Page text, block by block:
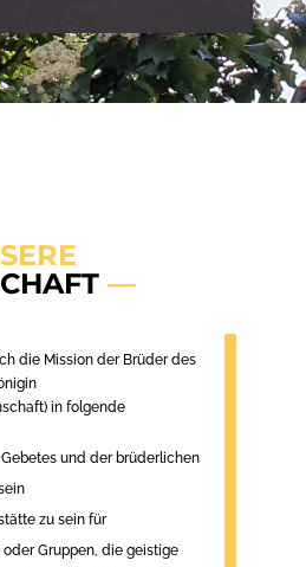
—
die Mission der Brüder des
in folgende
und der brüderlichen
zu sein für
oder Gruppen, die geistige